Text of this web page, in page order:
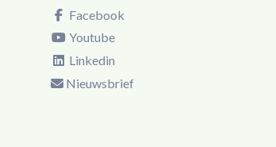
Facebook
Youtube
Linkedin
Nieuwsbrief